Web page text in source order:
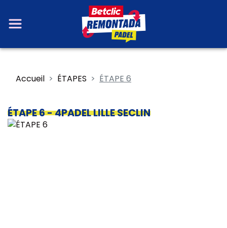
Accueil ÉTAPES ÉTAPE 6
ÉTAPE 6- 4PADEL LILLE SECLIN